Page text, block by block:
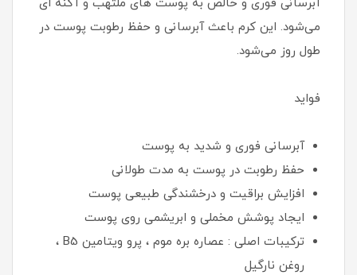
می‌شود. این کرم باعث آبرسانی و حفظ رطوبت پوست در
طول روز می‌شود.
فواید
آبرسانی فوری و شدید به پوست
حفظ رطوبت در پوست به مدت طولانی
افزایش براقیت و درخشندگی طبیعی پوست
ایجاد پوشش مخملی و ابریشمی روی پوست
ترکیبات اصلی : عصاره بره موم ، پرو ویتامین B5 ،
روغن نارگیل